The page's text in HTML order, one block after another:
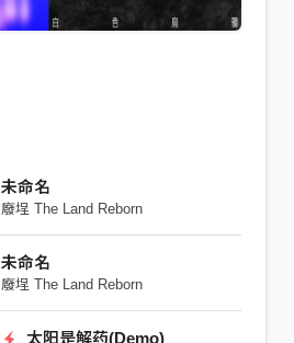
未命名
廢埕 The Land Reborn
未命名
廢埕 The Land Reborn
太阳是解药(Demo)